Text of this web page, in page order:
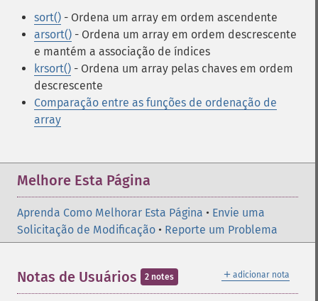
sort() - Ordena um array em ordem ascendente
arsort() - Ordena um array em ordem descrescente
e mantém a associação de índices
krsort() - Ordena um array pelas chaves em ordem
descrescente
Comparação entre as funções de ordenação de
array
Melhore Esta Página
Aprenda Como Melhorar Esta Página • Envie uma
Solicitação de Modificação • Reporte um Problema
＋ adicionar nota
Notas de Usuários 2 notes